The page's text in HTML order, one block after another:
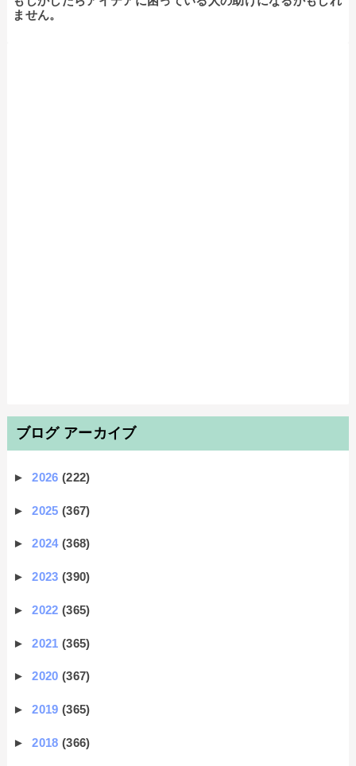
ません。
ブログ アーカイブ
►2026(222)
►2025(367)
►2024(368)
►2023(390)
►2022(365)
►2021(365)
►2020(367)
►2019(365)
►2018(366)